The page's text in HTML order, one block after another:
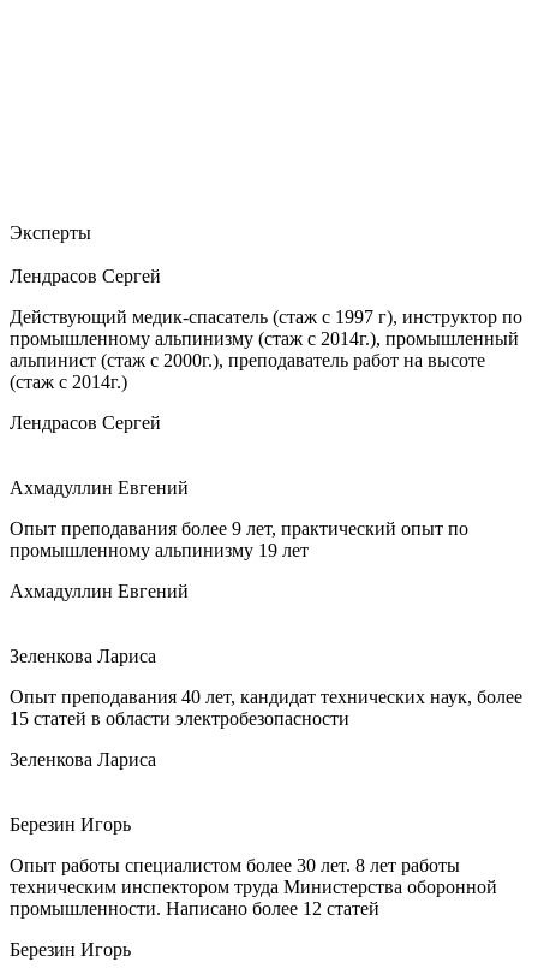
Эксперты
Лендрасов Сергей
Действующий медик-спасатель (стаж с 1997 г), инструктор по
промышленному альпинизму (стаж с 2014г.), промышленный
альпинист (стаж с 2000г.), преподаватель работ на высоте
(стаж с 2014г.)
Лендрасов Сергей
Ахмадуллин Евгений
Опыт преподавания более 9 лет, практический опыт по
промышленному альпинизму 19 лет
Ахмадуллин Евгений
Зеленкова Лариса
Опыт преподавания 40 лет, кандидат технических наук, более
15 статей в области электробезопасности
Зеленкова Лариса
Березин Игорь
Опыт работы специалистом более 30 лет. 8 лет работы
техническим инспектором труда Министерства оборонной
промышленности. Написано более 12 статей
Березин Игорь